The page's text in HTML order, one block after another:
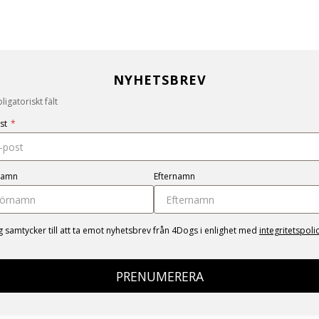
NYHETSBREV
fält
*
Efternamn
samtycker till att ta emot nyhetsbrev från 4Dogs i enlighet med
PRENUMERERA